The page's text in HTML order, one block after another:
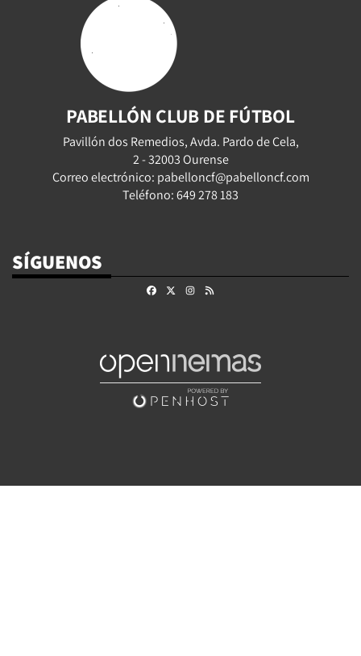
PABELLÓN CLUB DE FÚTBOL
Pavillón dos Remedios, Avda. Pardo de Cela,
2 - 32003 Ourense
Correo electrónico: pabelloncf@pabelloncf.com
Teléfono: 649 278 183
SÍGUENOS
FacebookInstagram